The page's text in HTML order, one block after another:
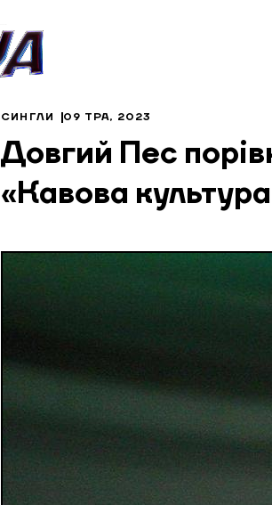
СИНГЛИ 09 ТРА, 2023
Довгий Пес
«Кавова